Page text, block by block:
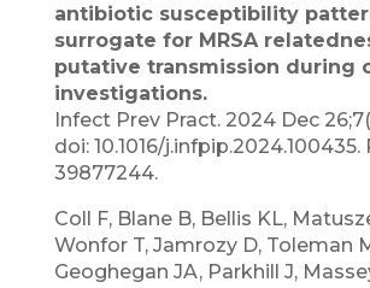
antibiotic susceptibility
surrogate for MRSA
putative transmission during
investigations.
Infect Prev Pract. 2024 Dec
doi: 10.1016/j.infpip.2024.100435.
39877244.
Coll F, Blane B, Bellis KL,
Wonfor T, Jamrozy D, Toleman
Geoghegan JA, Parkhill J,